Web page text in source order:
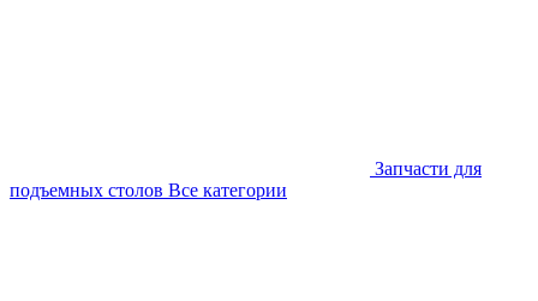
Запчасти для
подъемных столов Все категории